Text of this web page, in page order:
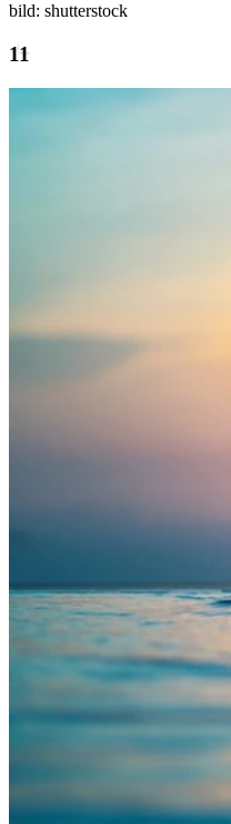
bild: shutterstock